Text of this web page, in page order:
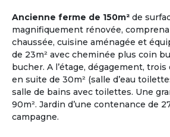
Ancienne ferme de 150m² de
magnifiquement rénovée,
chaussée, cuisine aménagée et
de 23m² avec cheminée plus coin
bucher. A l’étage, dégagement,
en suite de 30m² (salle d’eau
salle de bains avec toilettes. Une
90m². Jardin d’une contenance de
campagne.
Communauté Lgbt Seniors
Les deux tiers des personnes
seuls ; il existe très peu de
adaptée pour cette
Voir les annonces